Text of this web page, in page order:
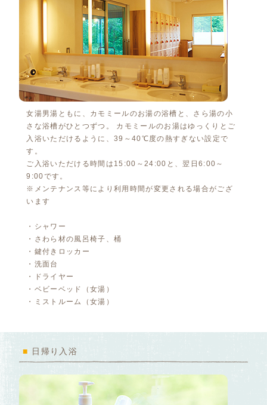
女湯男湯ともに、カモミールのお湯の浴槽と、さら湯の小
さな浴槽がひとつずつ。 カモミールのお湯はゆっくりとご
入浴いただけるように、39～40℃度の熱すぎない設定で
す。
ご入浴いただける時間は15:00～24:00と、翌日6:00～
9:00です。
※メンテナンス等により利用時間が変更される場合がござ
います
・シャワー
・さわら材の風呂椅子、桶
・鍵付きロッカー
・洗面台
・ドライヤー
・ベビーベッド（女湯）
・ミストルーム（女湯）
■ 日帰り入浴